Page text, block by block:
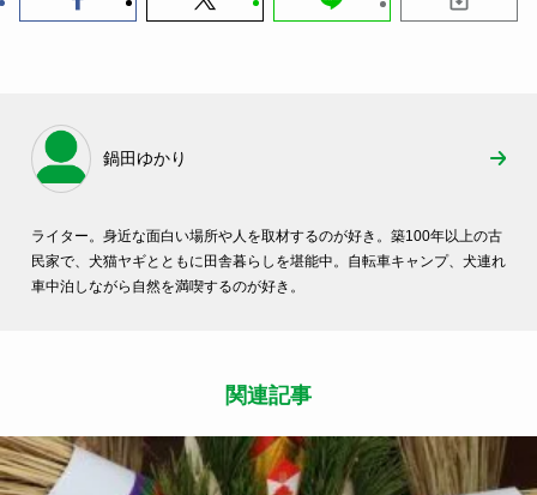
鍋田ゆかり
ライター。身近な面白い場所や人を取材するのが好き。築100年以上の古
民家で、犬猫ヤギとともに田舎暮らしを堪能中。自転車キャンプ、犬連れ
車中泊しながら自然を満喫するのが好き。
関連記事